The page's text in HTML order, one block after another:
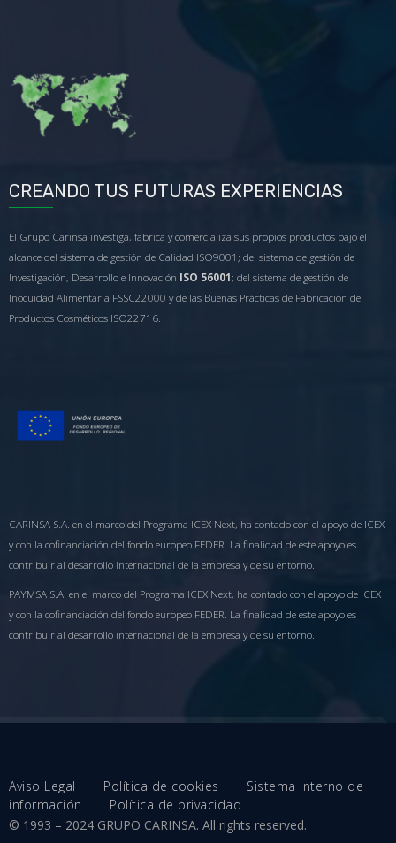
CREANDO TUS FUTURAS EXPERIENCIAS
El Grupo Carinsa investiga, fabrica y comercializa sus propios productos bajo el
alcance del sistema de gestión de Calidad ISO9001; del sistema de gestión de
Investigación, Desarrollo e Innovación ISO 56001 ; del sistema de gestión de
Inocuidad Alimentaria FSSC22000 y de las Buenas Prácticas de Fabricación de
Productos Cosméticos ISO22716.
CARINSA S.A. en el marco del Programa ICEX Next, ha contado con el apoyo de ICEX
y con la cofinanciación del fondo europeo FEDER. La finalidad de este apoyo es
contribuir al desarrollo internacional de la empresa y de su entorno.
PAYMSA S.A. en el marco del Programa ICEX Next, ha contado con el apoyo de ICEX
y con la cofinanciación del fondo europeo FEDER. La finalidad de este apoyo es
contribuir al desarrollo internacional de la empresa y de su entorno.
Aviso Legal Política de cookies Sistema interno de
información Política de privacidad
© 1993 – 2024 GRUPO CARINSA. All rights reserved.